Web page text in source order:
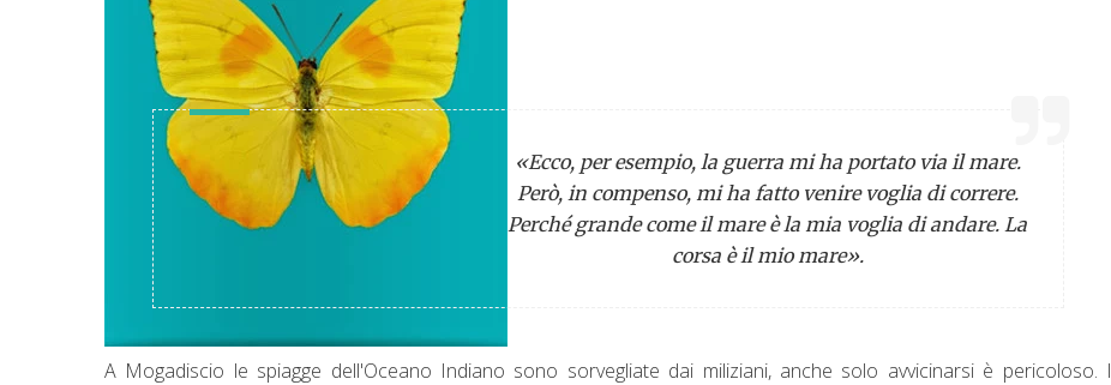
«Ecco, per esempio, la guerra mi ha portato via il mare.
Però, in compenso, mi ha fatto venire voglia di correre.
Perché grande come il mare è la mia voglia di andare. La
corsa è il mio mare».
A Mogadiscio le spiagge dell'Oceano Indiano sono sorvegliate dai miliziani, anche solo avvicinarsi è pericoloso. I